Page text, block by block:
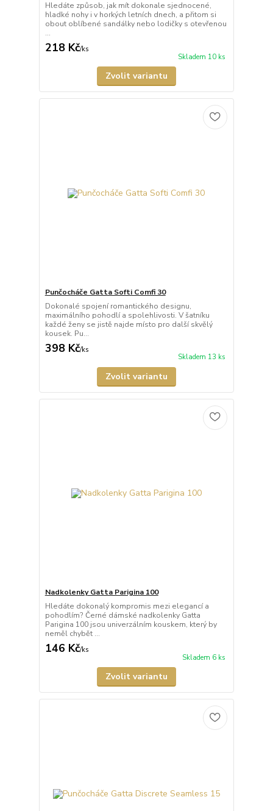
Hledáte způsob, jak mít dokonale sjednocené,
hladké nohy i v horkých letních dnech, a přitom si
obout oblíbené sandálky nebo lodičky s otevřenou
...
218 Kč/ks
Skladem 10 ks
Zvolit variantu
Punčocháče Gatta Softi Comfi 30
Dokonalé spojení romantického designu,
maximálního pohodlí a spolehlivosti. V šatníku
každé ženy se jistě najde místo pro další skvělý
kousek. Pu...
398 Kč/ks
Skladem 13 ks
Zvolit variantu
Nadkolenky Gatta Parigina 100
Hledáte dokonalý kompromis mezi elegancí a
pohodlím? Černé dámské nadkolenky Gatta
Parigina 100 jsou univerzálním kouskem, který by
neměl chybět ...
146 Kč/ks
Skladem 6 ks
Zvolit variantu